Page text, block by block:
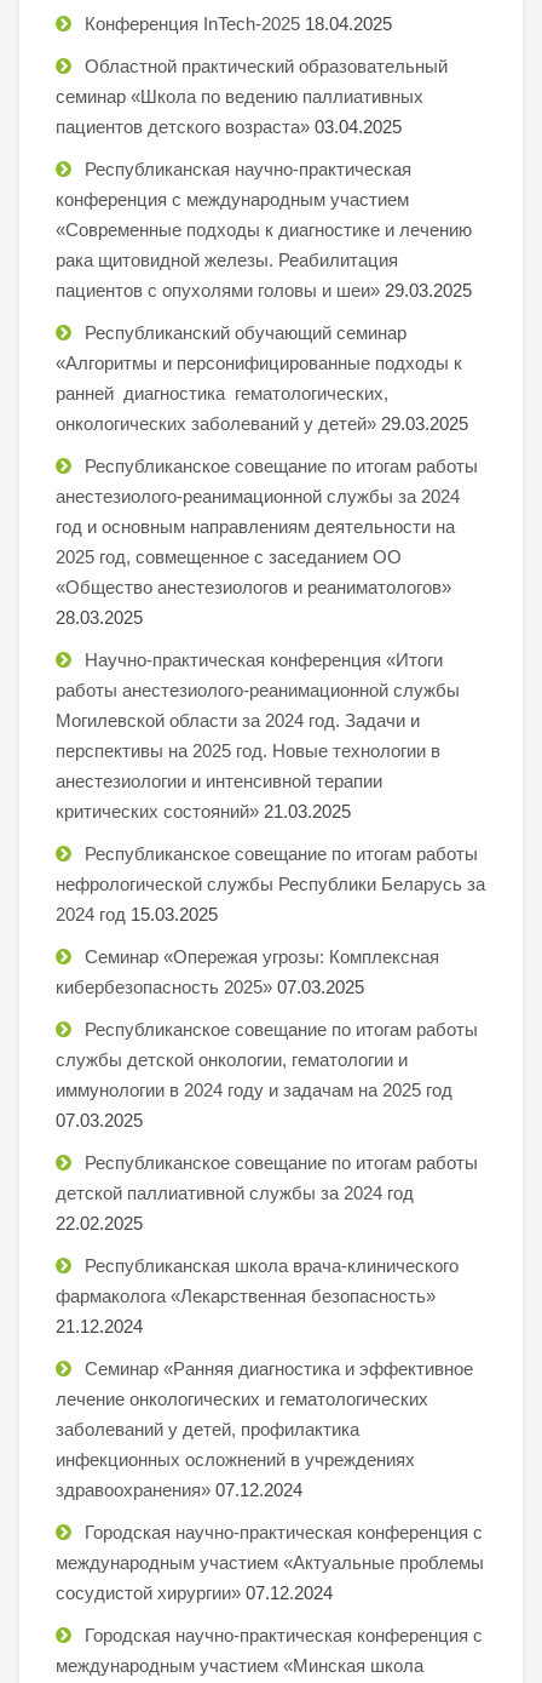
Конференция InTech-2025 18.04.2025
Областной практический образовательный
семинар «Школа по ведению паллиативных
пациентов детского возраста» 03.04.2025
Республиканская научно-практическая
конференция с международным участием
«Современные подходы к диагностике и лечению
рака щитовидной железы. Реабилитация
пациентов с опухолями головы и шеи» 29.03.2025
Республиканский обучающий семинар
«Алгоритмы и персонифицированные подходы к
ранней диагностика гематологических,
онкологических заболеваний у детей» 29.03.2025
Республиканское совещание по итогам работы
анестезиолого-реанимационной службы за 2024
год и основным направлениям деятельности на
2025 год, совмещенное с заседанием ОО
«Общество анестезиологов и реаниматологов»
28.03.2025
Научно-практическая конференция «Итоги
работы анестезиолого-реанимационной службы
Могилевской области за 2024 год. Задачи и
перспективы на 2025 год. Новые технологии в
анестезиологии и интенсивной терапии
критических состояний» 21.03.2025
Республиканское совещание по итогам работы
нефрологической службы Республики Беларусь за
2024 год 15.03.2025
Семинар «Опережая угрозы: Комплексная
кибербезопасность 2025» 07.03.2025
Республиканское совещание по итогам работы
службы детской онкологии, гематологии и
иммунологии в 2024 году и задачам на 2025 год
07.03.2025
Республиканское совещание по итогам работы
детской паллиативной службы за 2024 год
22.02.2025
Республиканская школа врача-клинического
фармаколога «Лекарственная безопасность»
21.12.2024
Семинар «Ранняя диагностика и эффективное
лечение онкологических и гематологических
заболеваний у детей, профилактика
инфекционных осложнений в учреждениях
здравоохранения» 07.12.2024
Городская научно-практическая конференция с
международным участием «Актуальные проблемы
сосудистой хирургии» 07.12.2024
Городская научно-практическая конференция с
международным участием «Минская школа